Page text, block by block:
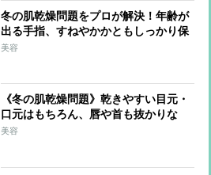
冬の肌乾燥問題をプロが解決！年齢が
出る手指、すねやかかともしっかり保
湿「調理中はこまめに手を拭く」のも
美容
《冬の肌乾燥問題》乾きやすい目元・
口元はもちろん、唇や首も抜かりな
く！ブースターを活用、ドラッグスト
美容